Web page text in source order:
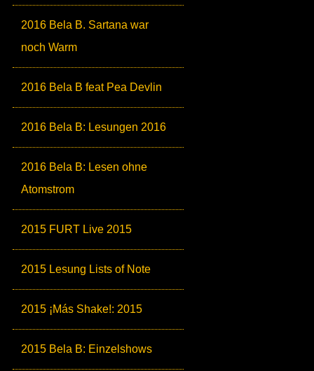
2016 Bela B. Sartana war
noch Warm
2016 Bela B feat Pea Devlin
2016 Bela B: Lesungen 2016
2016 Bela B: Lesen ohne
Atomstrom
2015 FURT Live 2015
2015 Lesung Lists of Note
2015 ¡Más Shake!: 2015
2015 Bela B: Einzelshows